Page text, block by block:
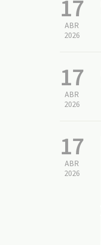
17
ABR
2026
17
ABR
2026
17
ABR
2026